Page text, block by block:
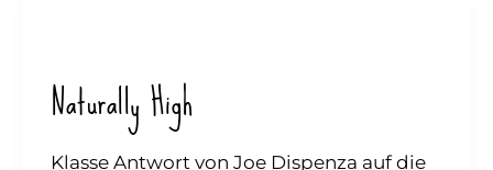
Naturally High
Klasse Antwort von Joe Dispenza auf die